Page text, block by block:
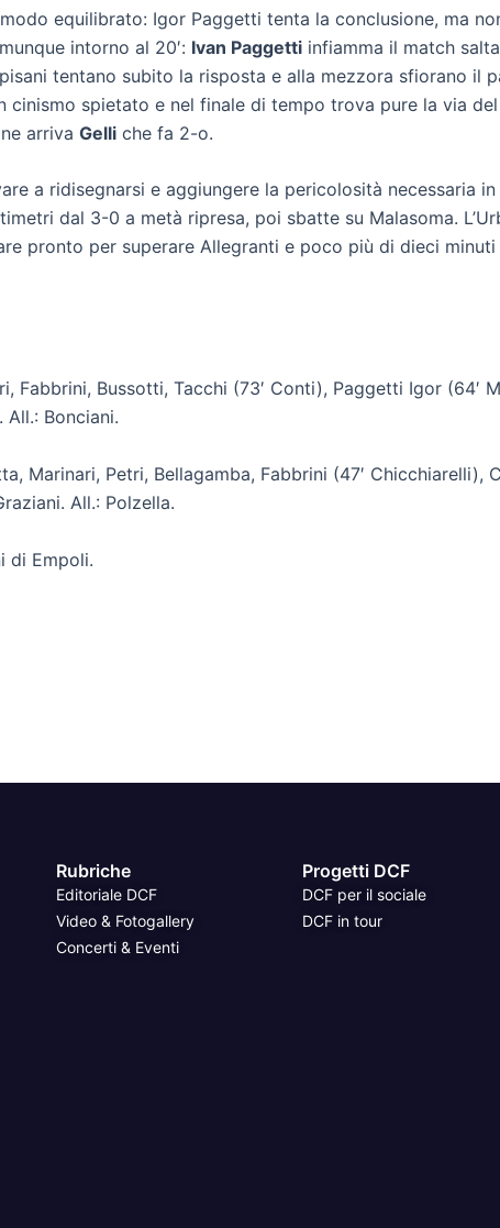
equilibrato: Igor Paggetti tenta la conclusione, ma
intorno al 20′: Ivan Paggetti infiamma il match
tentano subito la risposta e alla mezzora sfiorano il
cinismo spietato e nel finale di tempo trova pure la via
arriva Gelli che fa 2-o.
a ridisegnarsi e aggiungere la pericolosità necessaria
dal 3-0 a metà ripresa, poi sbatte su Malasoma.
pronto per superare Allegranti e poco più di dieci
Fabbrini, Bussotti, Tacchi (73′ Conti), Paggetti Igor (64′
All.: Bonciani.
Marinari, Petri, Bellagamba, Fabbrini (47′ Chicchiarelli),
All.: Polzella.
di Empoli.
Rubriche
Editoriale DCF
Video & Fotogallery
Concerti & Eventi
Progetti DCF
DCF per il sociale
DCF in tour